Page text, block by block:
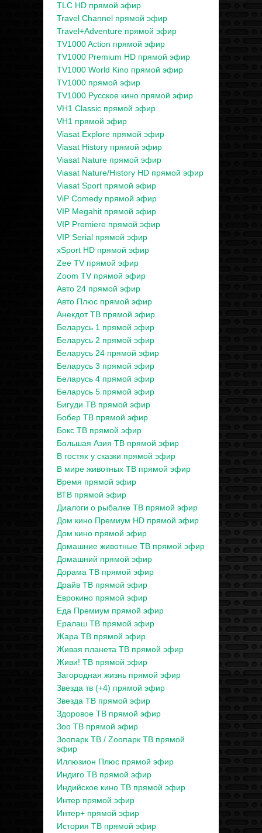
TLC HD прямой эфир
Travel Channel прямой эфир
Travel+Adventure прямой эфир
TV1000 Action прямой эфир
TV1000 Premium HD прямой эфир
TV1000 World Kino прямой эфир
TV1000 прямой эфир
TV1000 Русское кино прямой эфир
VH1 Classic прямой эфир
VH1 прямой эфир
Viasat Explore прямой эфир
Viasat History прямой эфир
Viasat Nature прямой эфир
Viasat Nature/History HD прямой эфир
Viasat Sport прямой эфир
ViP Comedy прямой эфир
VIP Megahit прямой эфир
VIP Premiere прямой эфир
VIP Serial прямой эфир
xSport HD прямой эфир
Zee TV прямой эфир
Zoom TV прямой эфир
Авто 24 прямой эфир
Авто Плюс прямой эфир
Анекдот ТВ прямой эфир
Беларусь 1 прямой эфир
Беларусь 2 прямой эфир
Беларусь 24 прямой эфир
Беларусь 3 прямой эфир
Беларусь 4 прямой эфир
Беларусь 5 прямой эфир
Бигуди ТВ прямой эфир
Бобер ТВ прямой эфир
Бокс ТВ прямой эфир
Большая Азия ТВ прямой эфир
В гостях у сказки прямой эфир
В мире животных ТВ прямой эфир
Время прямой эфир
ВТВ прямой эфир
Диалоги о рыбалке ТВ прямой эфир
Дом кино Премиум HD прямой эфир
Дом кино прямой эфир
Домашние животные ТВ прямой эфир
Домашний прямой эфир
Дорама ТВ прямой эфир
Драйв ТВ прямой эфир
Еврокино прямой эфир
Еда Премиум прямой эфир
Ералаш ТВ прямой эфир
Жара ТВ прямой эфир
Живая планета ТВ прямой эфир
Живи! ТВ прямой эфир
Загородная жизнь прямой эфир
Звезда тв (+4) прямой эфир
Звезда ТВ прямой эфир
Здоровое ТВ прямой эфир
Зоо ТВ прямой эфир
Зоопарк ТВ / Zooпарк ТВ прямой
эфир
Иллюзион Плюс прямой эфир
Индиго ТВ прямой эфир
Индийское кино ТВ прямой эфир
Интер прямой эфир
Интер+ прямой эфир
История ТВ прямой эфир